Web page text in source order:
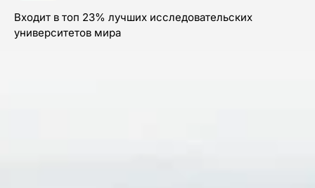
Входит в топ 23% лучших исследовательских
университетов мира